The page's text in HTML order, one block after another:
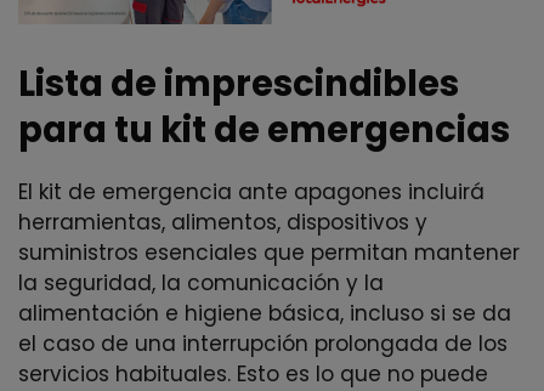
Lista de imprescindibles
para tu kit de emergencias
El kit de emergencia ante apagones incluirá
herramientas, alimentos, dispositivos y
suministros esenciales que permitan mantener
la seguridad, la comunicación y la
alimentación e higiene básica, incluso si se da
el caso de una interrupción prolongada de los
servicios habituales. Esto es lo que no puede